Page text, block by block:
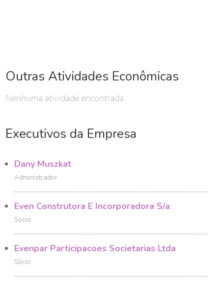
Outras Atividades Econômicas
Nenhuma atividade encontrada.
Executivos da Empresa
Dany Muszkat
Administrador
Even Construtora E Incorporadora S/a
Sócio
Evenpar Participacoes Societarias Ltda
Sócio